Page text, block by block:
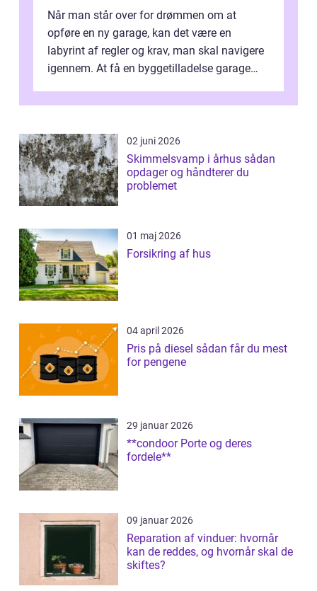
Når man står over for drømmen om at
opføre en ny garage, kan det være en
labyrint af regler og krav, man skal navigere
igennem. At få en byggetilladelse garage
02 juni 2026
Skimmelsvamp i århus sådan
opdager og håndterer du
problemet
01 maj 2026
Forsikring af hus
04 april 2026
Pris på diesel sådan får du mest
for pengene
29 januar 2026
**condoor Porte og deres
fordele**
09 januar 2026
Reparation af vinduer: hvornår
kan de reddes, og hvornår skal de
skiftes?